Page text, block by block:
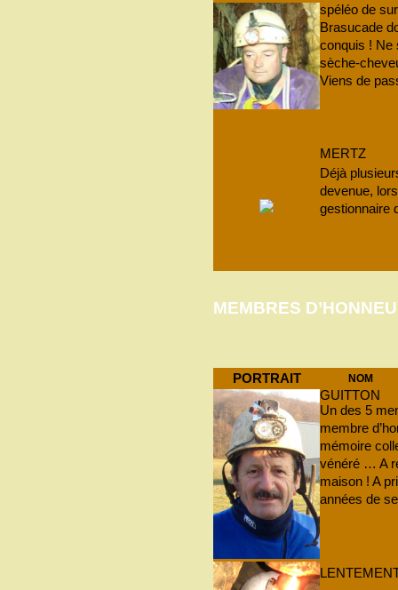
spéléo de
Brasucade
conquis ! Ne
sèche-
Viens de
MERTZ
Déjà
devenue,
gestionnaire
MEMBRES
PORTRAIT NOM
GUITTON
Un des 5
membre
mémoire
vénéré … A
maison ! A
années de